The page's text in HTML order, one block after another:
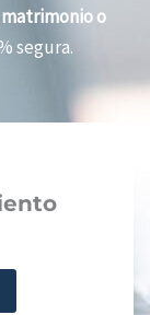
o
segura.